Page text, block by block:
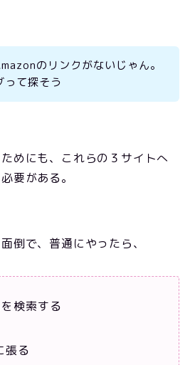
のリンクがないじゃん。
って探そう
めにも、これらの３サイトへ
要がある。
倒で、普通にやったら、
検索する
張る